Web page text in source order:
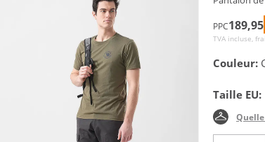
PPC189,95
TVA incluse,
Couleur:
Taille EU: